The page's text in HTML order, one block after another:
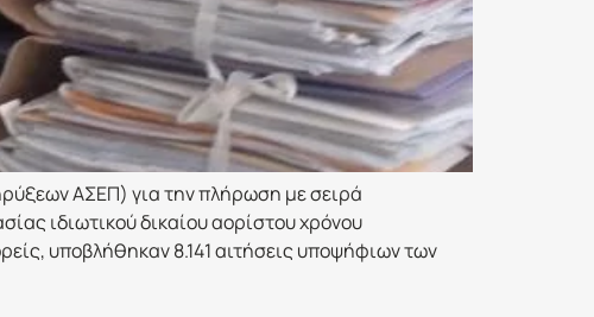
ΑΣΕΠ) για την πλήρωση με σειρά
ιδιωτικού δικαίου αορίστου χρόνου
υποβλήθηκαν 8.141 αιτήσεις υποψήφιων των